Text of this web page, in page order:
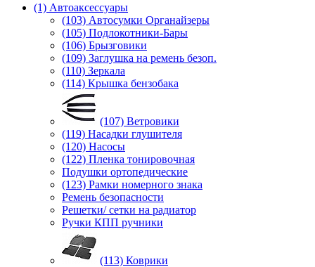
(1) Автоаксессуары
(103) Автосумки Органайзеры
(105) Подлокотники-Бары
(106) Брызговики
(109) Заглушка на ремень безоп.
(110) Зеркала
(114) Крышка бензобака
(107) Ветровики
(119) Насадки глушителя
(120) Насосы
(122) Пленка тонировочная
Подушки ортопедические
(123) Рамки номерного знака
Ремень безопасности
Решетки/ сетки на радиатор
Ручки КПП ручники
(113) Коврики